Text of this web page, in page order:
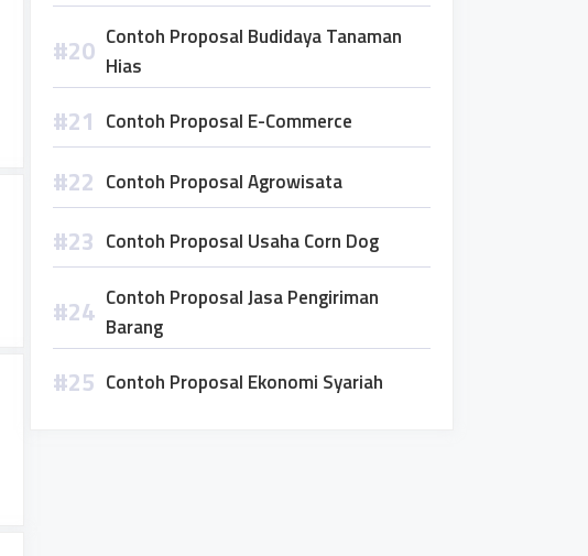
Contoh Proposal Budidaya Tanaman
Hias
Contoh Proposal E-Commerce
Contoh Proposal Agrowisata
Contoh Proposal Usaha Corn Dog
Contoh Proposal Jasa Pengiriman
Barang
Contoh Proposal Ekonomi Syariah